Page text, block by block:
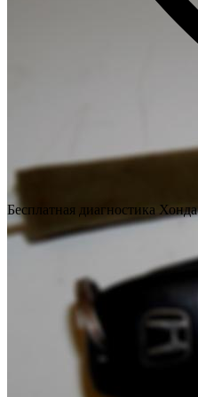
Бесплатная диагностика Хонда